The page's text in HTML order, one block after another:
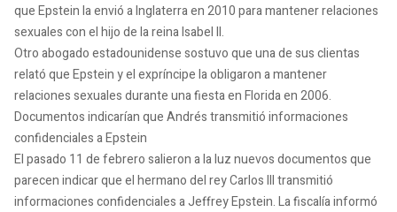
que Epstein la envió a Inglaterra en 2010 para mantener relaciones
sexuales con el hijo de la reina Isabel II.
Otro abogado estadounidense sostuvo que una de sus clientas
relató que Epstein y el expríncipe la obligaron a mantener
relaciones sexuales durante una fiesta en Florida en 2006.
Documentos indicarían que Andrés transmitió informaciones
confidenciales a Epstein
El pasado 11 de febrero salieron a la luz nuevos documentos que
parecen indicar que el hermano del rey Carlos III transmitió
informaciones confidenciales a Jeffrey Epstein. La fiscalía informó